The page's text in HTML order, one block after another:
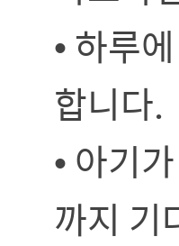
• 하루
합니다.
• 아기
까지 기